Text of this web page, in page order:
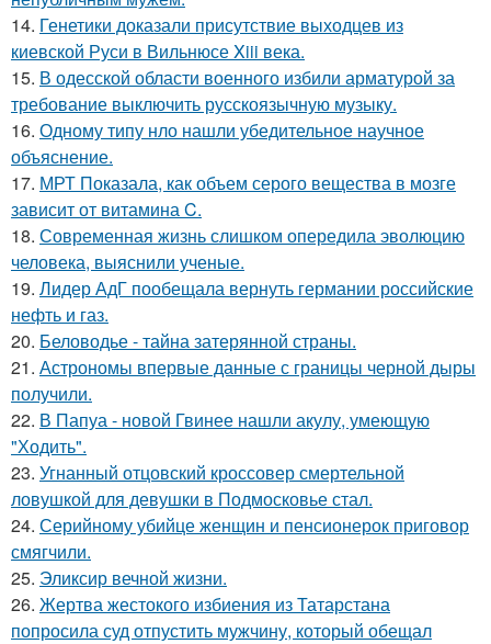
14. Генетики доказали присутствие выходцев из
киевской Руси в Вильнюсе Xiii века.
15. В одесской области военного избили арматурой за
требование выключить русскоязычную музыку.
16. Одному типу нло нашли убедительное научное
объяснение.
17. МРТ Показала, как объем серого вещества в мозге
зависит от витамина C.
18. Современная жизнь слишком опередила эволюцию
человека, выяснили ученые.
19. Лидер АдГ пообещала вернуть германии российские
нефть и газ.
20. Беловодье - тайна затерянной страны.
21. Астрономы впервые данные с границы черной дыры
получили.
22. В Папуа - новой Гвинее нашли акулу, умеющую
"Ходить".
23. Угнанный отцовский кроссовер смертельной
ловушкой для девушки в Подмосковье стал.
24. Серийному убийце женщин и пенсионерок приговор
смягчили.
25. Эликсир вечной жизни.
26. Жертва жестокого избиения из Татарстана
попросила суд отпустить мужчину, который обещал